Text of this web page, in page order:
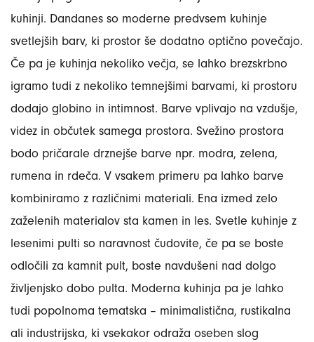
kuhinji. Dandanes so moderne predvsem kuhinje
svetlejših barv, ki prostor še dodatno optično povečajo.
Če pa je kuhinja nekoliko večja, se lahko brezskrbno
igramo tudi z nekoliko temnejšimi barvami, ki prostoru
dodajo globino in intimnost. Barve vplivajo na vzdušje,
videz in občutek samega prostora. Svežino prostora
bodo pričarale drznejše barve npr. modra, zelena,
rumena in rdeča. V vsakem primeru pa lahko barve
kombiniramo z različnimi materiali. Ena izmed zelo
zaželenih materialov sta kamen in les. Svetle kuhinje z
lesenimi pulti so naravnost čudovite, če pa se boste
odločili za kamnit pult, boste navdušeni nad dolgo
življenjsko dobo pulta. Moderna kuhinja pa je lahko
tudi popolnoma tematska – minimalistična, rustikalna
ali industrijska, ki vsekakor odraža oseben slog